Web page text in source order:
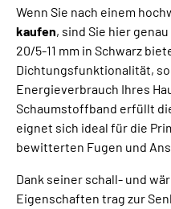
Wenn Sie nach einem
kaufen, sind Sie hier
20/5-11 mm in Schwarz
Dichtungsfunktionalität,
Energieverbrauch Ihres
Schaumstoffband erfüllt
eignet sich ideal für die
bewitterten Fugen und
Dank seiner schall- und
Eigenschaften trag zur